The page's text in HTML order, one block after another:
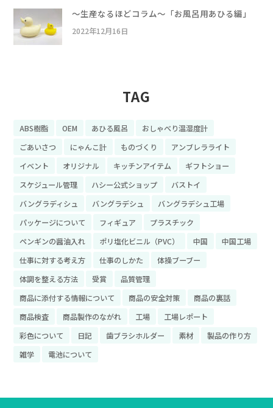
〜生産なるほどコラム〜「お風呂用あひる編」
2022年12月16日
TAG
ABS樹脂 OEM あひる風呂
おしゃべり温湿度計
ごあいさつ
にゃんこ計 ものづくり
アンブレラライト
イベント
オリジナル キッチンアイテム
ギフトショー
スケジュール管理
ハシー公式ショップ
バストイ
バングラディシュ
バングラデシュ
バングラデシュ工場
パッケージについて
フィギュア
プラスチック
ペンギンの醤油入れ
ポリ塩化ビニル（PVC） 中国
中国工場
仕事に対する考え方
仕事のしかた
体操ブーブー
体調を整える方法
受賞
品質管理
商品に添付する情報について
商品の安全対策
商品の裏話
商品検査
商品製作のながれ 工場
工場レポート
彩色について
日記 歯ブラシホルダー 素材
製品の作り方
雑学
電池について